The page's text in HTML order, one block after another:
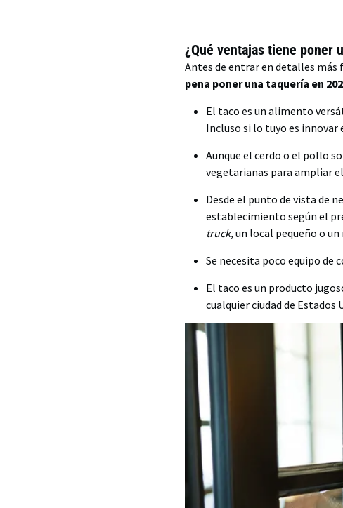
¿Qué ventajas tiene poner
Antes de entrar en detalles
pena poner una taquería en
El taco es un alimento
Incluso si lo tuyo es
Aunque el cerdo o el pollo
vegetarianas para ampliar
Desde el punto de vista de
establecimiento según el
truck,un local pequeño o
Se necesita poco equipo de
El taco es un producto
cualquier ciudad de Estados